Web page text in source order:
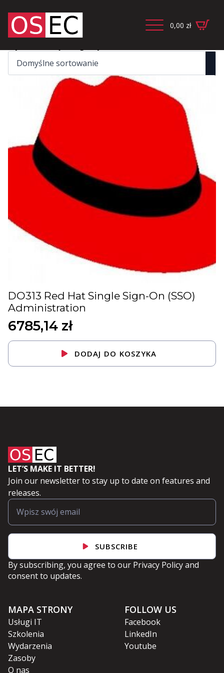
0,00 zł
DO313 Red Hat Single Sign-On (SSO)
Administration
6785,14 zł
DODAJ DO KOSZYKA
LET’S MAKE IT BETTER!
Join our newsletter to stay up to date on features and
releases.
SUBSCRIBE
By subscribing, you agree to our Privacy Policyand
consent to updates.
MAPA STRONY
Usługi IT
Szkolenia
Wydarzenia
Zasoby
O nas
FOLLOW US
Facebook
LinkedIn
Youtube